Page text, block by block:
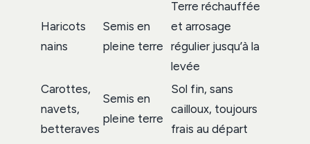
Haricots
nains
Semis en
pleine terre
Terre réchauffée
et arrosage
régulier jusqu’à la
levée
Carottes,
navets,
betteraves
Semis en
pleine terre
Sol fin, sans
cailloux, toujours
frais au départ